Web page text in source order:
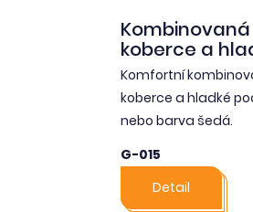
koberce a
Komfortní
koberce a hladké
nebo barva šedá.
G-015
Detail